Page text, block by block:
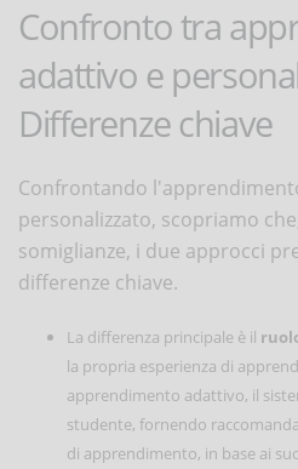
Confronto tra
adattivo e
Differenze chiave
Confrontando
personalizzato, scopriamo
somiglianze, i due approcci
differenze chiave.
La differenza principale è il
la propria esperienza di
apprendimento adattivo, il
studente, fornendo
di apprendimento, in base ai